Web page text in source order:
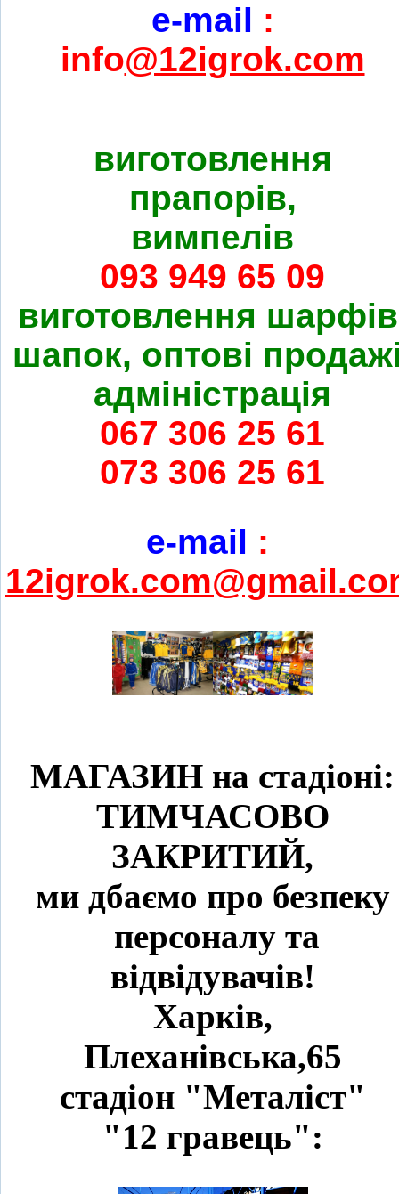
e-mail :
info@12igrok.com
виготовлення
прапорів,
вимпелів
093 949 65 09
виготовлення
шапок, оптові
адміністрація
067 306 25 61
073 306 25 61
e-mail :
МАГАЗИН на стадіоні:
ТИМЧАСОВО
ЗАКРИТИЙ,
ми дбаємо про безпеку
персоналу та
відвідувачів!
Харків,
Плеханівська,65
стадіон "Металіст"
"12 гравець":